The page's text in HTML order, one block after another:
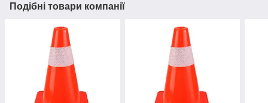
Подібні товари компанії